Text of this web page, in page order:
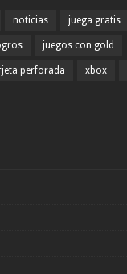
noticias juega gratis
juegos con gold
perforada xbox